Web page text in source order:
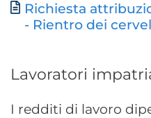
Documento
Richiesta
- Rientro dei
Lavoratori
I redditi di lavoro